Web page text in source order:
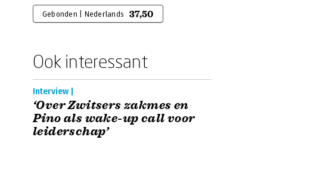
Gebonden | Nederlands 37,50
Ook interessant
Interview |
‘Over Zwitsers zakmes en
Pino als wake-up call voor
leiderschap’